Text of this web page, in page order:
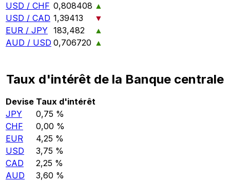
USD / CHF 0,808408 ▲
USD / CAD 1,39413
▼
EUR / JPY 183,482
▲
AUD / USD 0,706720 ▲
Taux d'intérêt de la Banque centrale
Devise Taux d'intérêt
JPY
0,75 %
CHF
0,00 %
EUR
4,25 %
USD
3,75 %
CAD
2,25 %
AUD
3,60 %